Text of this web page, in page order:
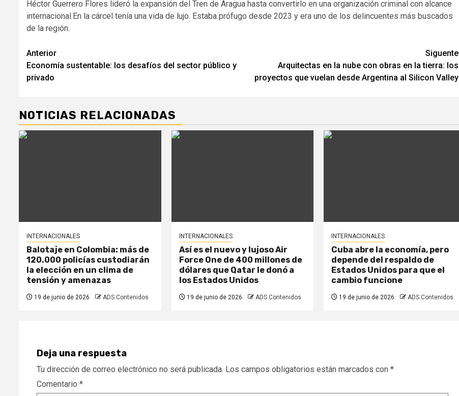
Héctor Guerrero Flores lideró la expansión del Tren de Aragua hasta convertirlo en una organización criminal con alcance
internacional.En la cárcel tenía una vida de lujo. Estaba prófugo desde 2023 y era uno de los delincuentes más buscados
de la región.
Navegación
de
Anterior
Economía sustentable: los desafíos del sector público y
privado
Siguente
Arquitectas en la nube con obras en la tierra: los
proyectos que vuelan desde Argentina al Silicon Valley
NOTICIAS RELACIONADAS
INTERNACIONALES
Balotaje en Colombia: más de
120.000 policías custodiarán
la elección en un clima de
tensión y amenazas
19 de junio de 2026 ADS Contenidos
INTERNACIONALES
Así es el nuevo y lujoso Air
Force One de 400 millones de
dólares que Qatar le donó a
los Estados Unidos
19 de junio de 2026 ADS Contenidos
INTERNACIONALES
Cuba abre la economía, pero
depende del respaldo de
Estados Unidos para que el
cambio funcione
19 de junio de 2026 ADS Contenidos
Deja una respuesta
Tu dirección de correo electrónico no será publicada. Los campos obligatorios están marcados con *
Comentario *